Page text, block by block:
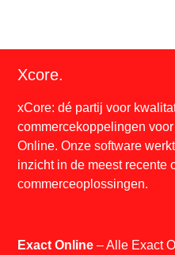
Xcore.
xCore: dé partij voor
commercekoppelingen
Online. Onze software
inzicht in de meest recente
commerceoplossingen.
Exact Online – Alle Exact